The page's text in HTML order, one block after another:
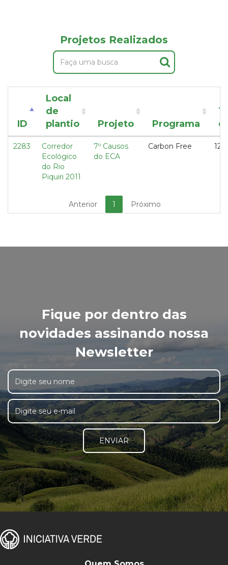
Projetos Realizados
ID
Local
de
plantio
Projeto Programa
2283
Corredor
Ecológico
do Rio
Piquiri 2011
7º Causos
do ECA
Carbon Free
Anterior 1 Próximo
Fique por dentro das
novidades assinando nossa
Newsletter
ENVIAR